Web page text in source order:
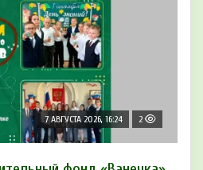
7 АВГУСТА 2026, 16:24 2